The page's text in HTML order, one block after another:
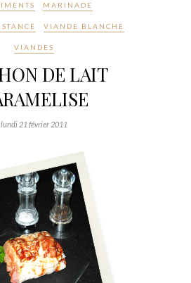
MARINADE
VIANDE BLANCHE
VIANDES
DE LAIT
lundi 21 février 2011